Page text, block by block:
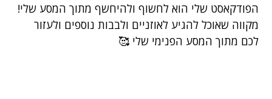
הפודקאסט שלי הוא לחשוף ולהיחשף מתוך המסע שלי!
מקווה שאוכל להגיע לאוזניים ולבבות נוספים ולעזור
לכם מתוך המסע הפנימי שלי 🥰